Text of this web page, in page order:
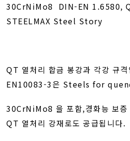
30CrNiMo8 DIN-EN 1.6580,
STEELMAX Steel Story
QT 열처리 합금 봉강과 각강 규격
EN10083-3은 Steels for
30CrNiMo8 을 포함,경화능 보
QT 열처리 강재로도 공급됩니다.